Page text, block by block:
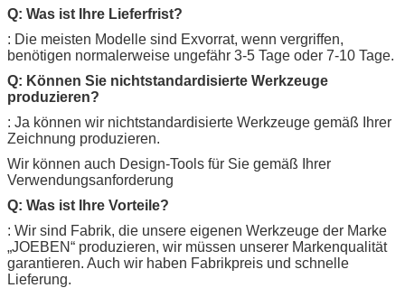
Q: Was ist Ihre Lieferfrist?
: Die meisten Modelle sind Exvorrat, wenn vergriffen,
benötigen normalerweise ungefähr 3-5 Tage oder 7-10 Tage.
Q: Können Sie nichtstandardisierte Werkzeuge
produzieren?
: Ja können wir nichtstandardisierte Werkzeuge gemäß Ihrer
Zeichnung produzieren.
Wir können auch Design-Tools für Sie gemäß Ihrer
Verwendungsanforderung
Q: Was ist Ihre Vorteile?
: Wir sind Fabrik, die unsere eigenen Werkzeuge der Marke
„JOEBEN“ produzieren, wir müssen unserer Markenqualität
garantieren. Auch wir haben Fabrikpreis und schnelle
Lieferung.